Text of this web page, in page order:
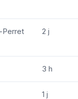
Perret 2 j
3 h
1 j